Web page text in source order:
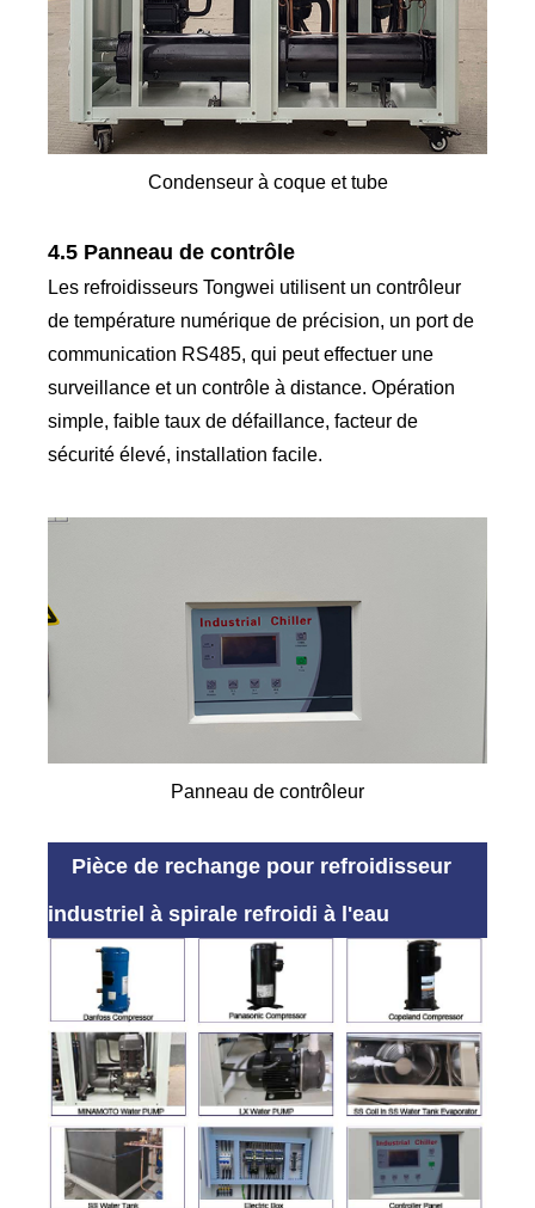
Condenseur à coque et tube
4.5 Panneau de contrôle
Les refroidisseurs Tongwei utilisent un contrôleur
de température numérique de précision, un port de
communication RS485, qui peut effectuer une
surveillance et un contrôle à distance. Opération
simple, faible taux de défaillance, facteur de
sécurité élevé, installation facile.
Panneau de contrôleur
Pièce de rechange pour refroidisseur
industriel à spirale refroidi à l'eau